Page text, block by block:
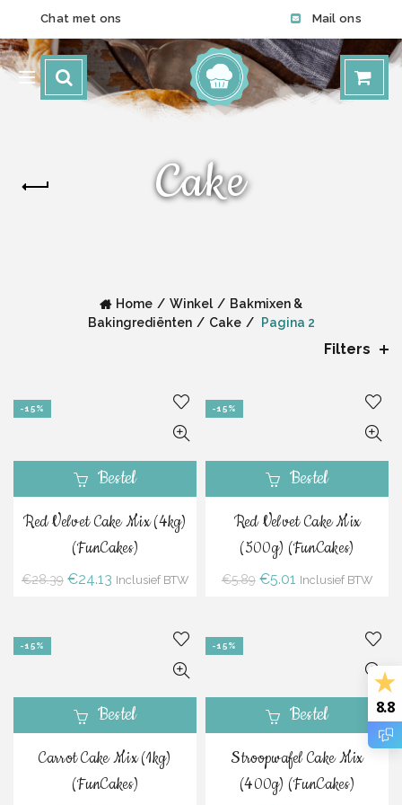
Chat met ons Mail ons
Cake
Home Winkel
Bakmixen &
Bakingrediënten
Cake Pagina 2
Filters
-15%
Bestel
Red Velvet Cake Mix (4kg)
(FunCakes)
€28.39 Oorspronkelijke
€24.13 Huidige
Inclusief BTW
-15%
Bestel
Red Velvet Cake Mix
(500g) (FunCakes)
€5.89 Oorspronkelijke
€5.01 Huidige
Inclusief BTW
-15%
Bestel
Carrot Cake Mix (1kg)
(FunCakes)
-15%
Bestel
Stroopwafel Cake Mix
(400g) (FunCakes)
8.8